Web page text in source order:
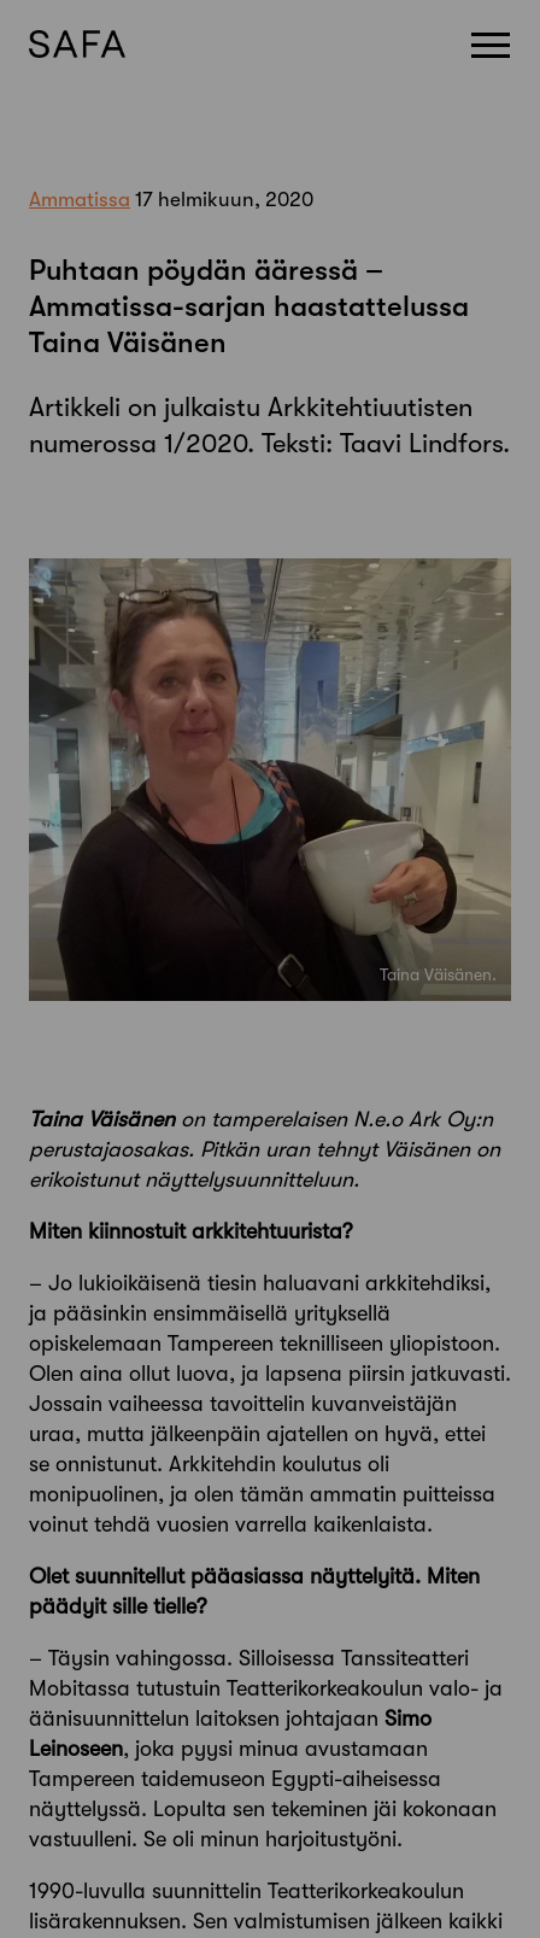
Ammatissa 17 helmikuun, 2020
Puhtaan pöydän ääressä –
Ammatissa-sarjan haastattelussa
Taina Väisänen
Artikkeli on julkaistu Arkkitehtiuutisten
numerossa 1/2020. Teksti: Taavi Lindfors.
Taina Väisänen.
Taina Väisänenon tamperelaisen N.e.o Ark Oy:n
perustajaosakas. Pitkän uran tehnyt Väisänen on
erikoistunut näyttelysuunnitteluun.
Miten kiinnostuit arkkitehtuurista?
– Jo lukioikäisenä tiesin haluavani arkkitehdiksi,
ja pääsinkin ensimmäisellä yrityksellä
opiskelemaan Tampereen teknilliseen yliopistoon.
Olen aina ollut luova, ja lapsena piirsin jatkuvasti.
Jossain vaiheessa tavoittelin kuvanveistäjän
uraa, mutta jälkeenpäin ajatellen on hyvä, ettei
se onnistunut. Arkkitehdin koulutus oli
monipuolinen, ja olen tämän ammatin puitteissa
voinut tehdä vuosien varrella kaikenlaista.
Olet suunnitellut pääasiassa näyttelyitä. Miten
päädyit sille tielle?
– Täysin vahingossa. Silloisessa Tanssiteatteri
Mobitassa tutustuin Teatterikorkeakoulun valo- ja
äänisuunnittelun laitoksen johtajaan Simo
Leinoseen, joka pyysi minua avustamaan
Tampereen taidemuseon Egypti-aiheisessa
näyttelyssä. Lopulta sen tekeminen jäi kokonaan
vastuulleni. Se oli minun harjoitustyöni.
1990-luvulla suunnittelin Teatterikorkeakoulun
lisärakennuksen. Sen valmistumisen jälkeen kaikki